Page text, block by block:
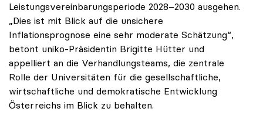
Leistungsvereinbarungsperiode 2028–2030 ausgehen.
„Dies ist mit Blick auf die unsichere
Inflationsprognose eine sehr moderate Schätzung“,
betont uniko-Präsidentin Brigitte Hütter und
appelliert an die Verhandlungsteams, die zentrale
Rolle der Universitäten für die gesellschaftliche,
wirtschaftliche und demokratische Entwicklung
Österreichs im Blick zu behalten.